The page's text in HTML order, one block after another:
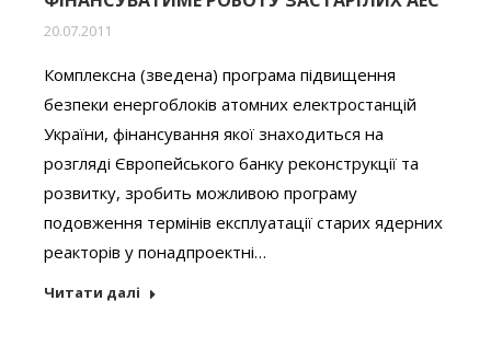
20.07.2011
Комплексна (зведена) програма підвищення
безпеки енергоблоків атомних електростанцій
України, фінансування якої знаходиться на
розгляді Європейського банку реконструкції та
розвитку, зробить можливою програму
подовження термінів експлуатації старих ядерних
реакторів у понадпроектні…
Читати далі